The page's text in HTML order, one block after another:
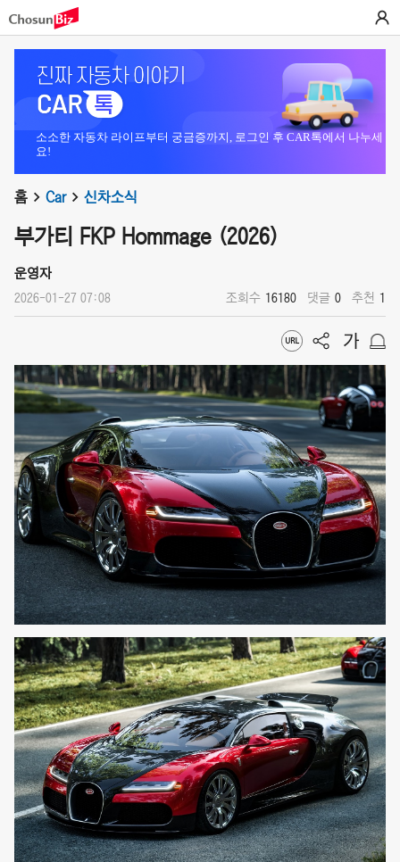
소소한 자동차 라이프부터 궁금증까지, 로그인 후 CAR톡에서 나누세
요!
홈 Car 신차소식
부가티 FKP Hommage (2026)
운영자
2026-01-27 07:08 조회수 16180 댓글 0 추천 1